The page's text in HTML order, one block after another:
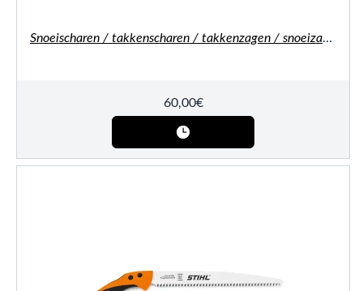
Snoeischaren / takkenscharen / takkenzagen / snoeizagen
60,00€